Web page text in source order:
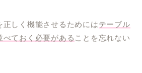
正しく機能させるためにはテーブル
ておく必要がある ことを忘れない